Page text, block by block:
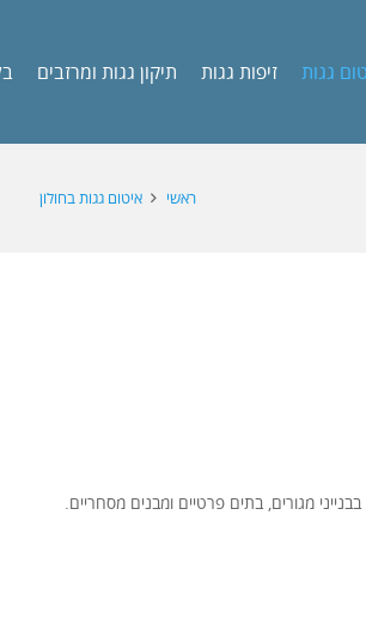
גגות זיפות גגות תיקון גגות ומרזבים
ראשי איטום גגות בחולון
מגורים, בתים פרטיים ומבנים מסחריים.